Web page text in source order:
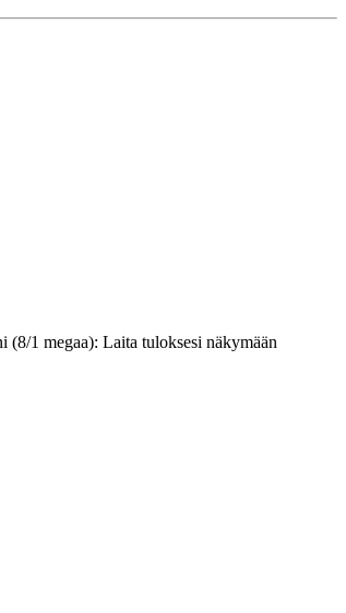
(8/1 megaa): Laita tuloksesi näkymään